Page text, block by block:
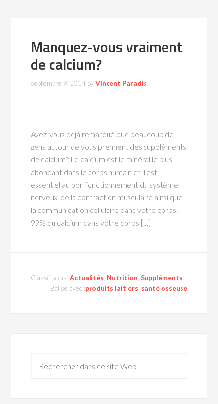
Manquez-vous vraiment
de calcium?
septembre 9, 2014 byVincent Paradis
Avez-vous déjà remarqué que beaucoup de
gens autour de vous prennent des suppléments
de calcium? Le calcium est le minéral le plus
abondant dans le corps humain et il est
essentiel au bon fonctionnement du système
nerveux, de la contraction musculaire ainsi que
la communication cellulaire dans votre corps.
99% du calcium dans votre corps […]
Classé sous :Actualités Nutrition ,Suppléments
Balisé avec :produits laitiers santé osseuse